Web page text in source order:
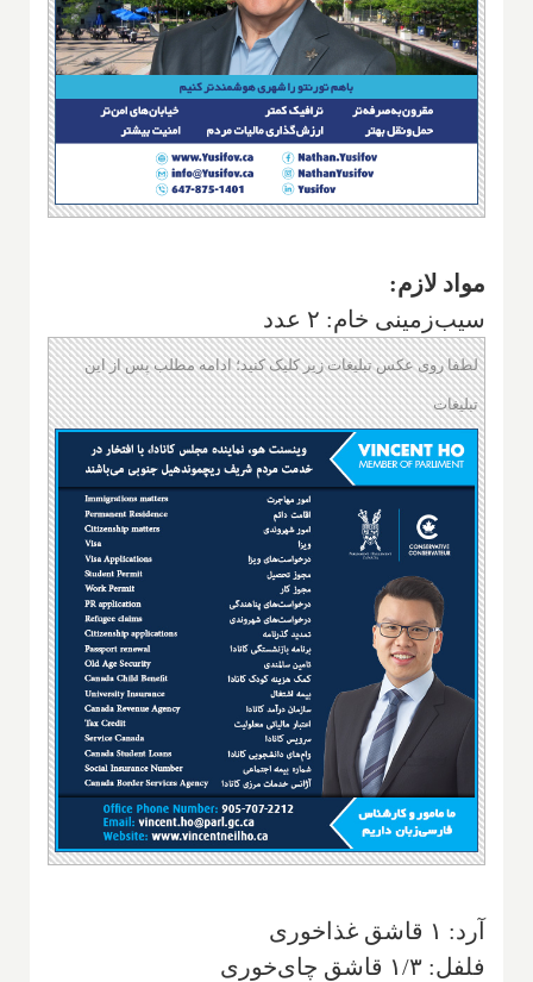
مواد لازم:
سیب‌زمینی خام: ۲ عدد
لطفا روی عکس تبلیغات زیر کلیک کنید؛ ادامه مطلب پس از این
تبلیغات
آرد: ۱ قاشق غذاخوری
فلفل: ۱/۳ قاشق چای‌خوری